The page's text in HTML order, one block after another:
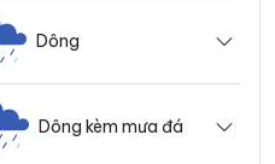
Dông
Dông kèm mưa đá